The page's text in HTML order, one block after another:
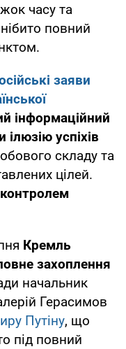
часу та
повний
заяви
інформаційний
успіхів
складу та
цілей.
Кремль
захоплення
начальник
Герасимов
Путіну, що
під повний